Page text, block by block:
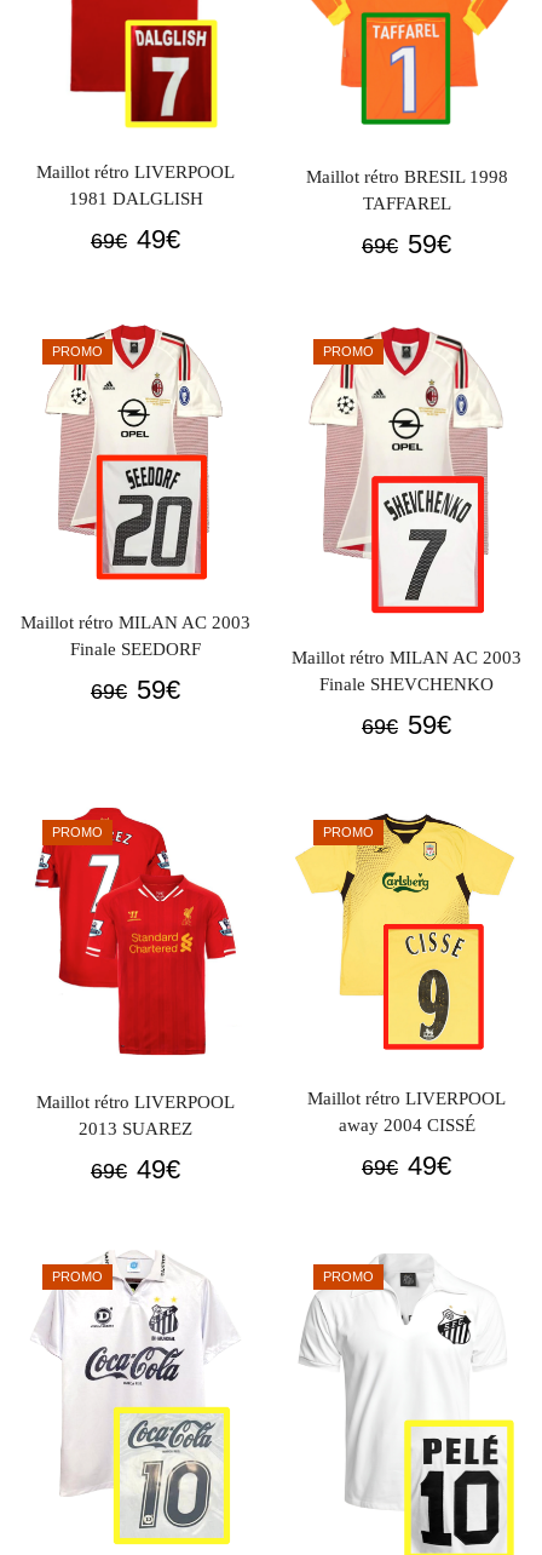
Maillot rétro LIVERPOOL
1981 DALGLISH
69€ Le
était :
69€.
49€Le
est :
49€.
Maillot rétro BRESIL 1998
TAFFAREL
69€ Le
était :
69€.
59€Le
est :
59€.
PROMO
Maillot rétro MILAN AC 2003
Finale SEEDORF
69€ Le
69€.
59€Le
PROMO
Maillot rétro MILAN AC 2003
Finale SHEVCHENKO
69€ Le
était :
69€.
59€Le
est :
59€.
PROMO
Maillot rétro LIVERPOOL
2013 SUAREZ
69€ Le
était :
69€.
49€Le
est :
49€.
PROMO
Maillot rétro LIVERPOOL
away 2004 CISSÉ
69€ Le
était :
69€.
49€Le
49€.
PROMO PROMO